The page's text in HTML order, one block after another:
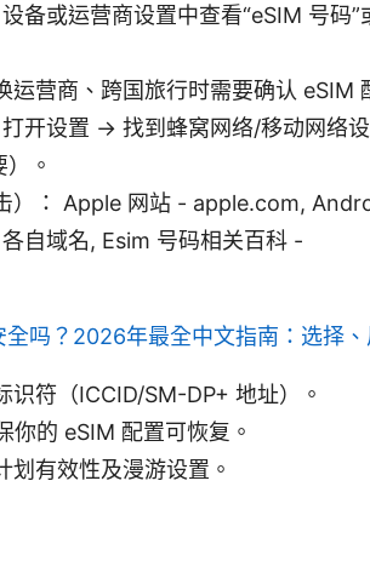
备或运营商设置中查看“eSIM 号码”
营商、跨国旅行时需要确认 eSIM
开设置 → 找到蜂窝网络/移动网络
。
）： Apple 网站 - apple.com,
自域名, Esim 号码相关百科 -
全吗？2026年最全中文指南：选择、
符（ICCID/SM-DP+ 地址）。
你的 eSIM 配置可恢复。
有效性及漫游设置。